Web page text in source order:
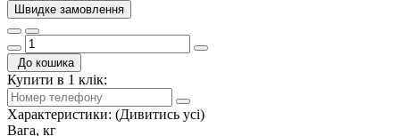
Швидке замовлення
До кошика
Купити в 1 клік:
Характеристики: (Дивитись усі)
Вага, кг